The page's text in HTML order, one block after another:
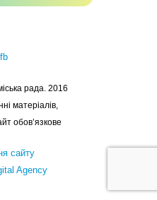
рада. 2016
матеріалів,
обов’язкове
сайту
Agency